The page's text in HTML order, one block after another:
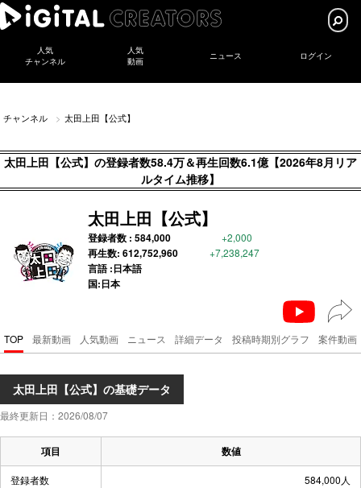
人気
チャンネル
人気
動画
ニュース ログイン
チャンネル 太田上田【公式】
太田上田【公式】の登録者数58.4万＆再生回数6.1億【2026年8月リア
ルタイム推移】
太田上田【公式】
登録者数 : 584,000 +2,000
再生数: 612,752,960 +7,238,247
言語 :日本語
国:日本
TOP 最新動画 人気動画 ニュース 詳細データ 投稿時期別グラフ 案件動画
太田上田【公式】の基礎データ
最終更新日：2026/08/07
項目 数値
登録者数 584,000人